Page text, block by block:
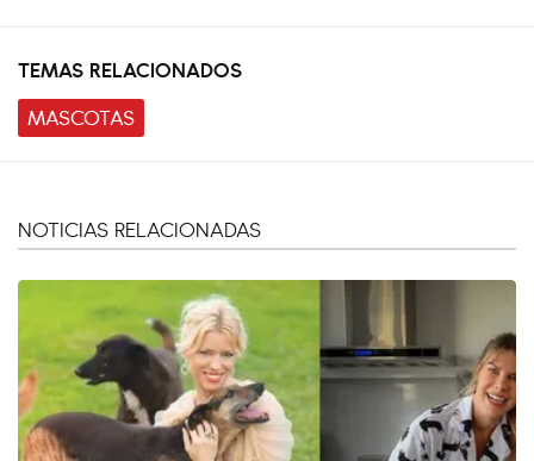
TEMAS RELACIONADOS
MASCOTAS
NOTICIAS RELACIONADAS